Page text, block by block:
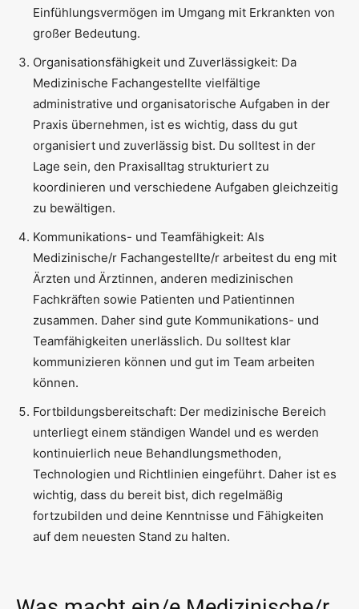
Einfühlungsvermögen im Umgang mit Erkrankten von
großer Bedeutung.
Organisationsfähigkeit und Zuverlässigkeit: Da
Medizinische Fachangestellte vielfältige
administrative und organisatorische Aufgaben in der
Praxis übernehmen, ist es wichtig, dass du gut
organisiert und zuverlässig bist. Du solltest in der
Lage sein, den Praxisalltag strukturiert zu
koordinieren und verschiedene Aufgaben gleichzeitig
zu bewältigen.
Kommunikations- und Teamfähigkeit: Als
Medizinische/r Fachangestellte/r arbeitest du eng mit
Ärzten und Ärztinnen, anderen medizinischen
Fachkräften sowie Patienten und Patientinnen
zusammen. Daher sind gute Kommunikations- und
Teamfähigkeiten unerlässlich. Du solltest klar
kommunizieren können und gut im Team arbeiten
können.
Fortbildungsbereitschaft: Der medizinische Bereich
unterliegt einem ständigen Wandel und es werden
kontinuierlich neue Behandlungsmethoden,
Technologien und Richtlinien eingeführt. Daher ist es
wichtig, dass du bereit bist, dich regelmäßig
fortzubilden und deine Kenntnisse und Fähigkeiten
auf dem neuesten Stand zu halten.